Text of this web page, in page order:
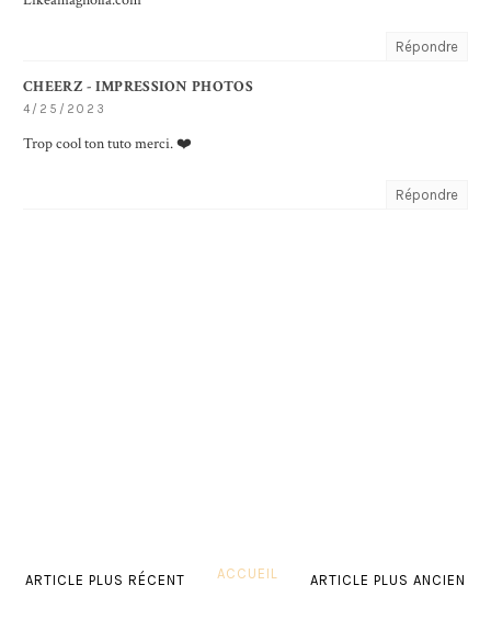
Répondre
CHEERZ - IMPRESSION PHOTOS
4/25/2023
Trop cool ton tuto merci. ❤️
Répondre
ARTICLE PLUS RÉCENT ARTICLE PLUS ANCIEN
ACCUEIL